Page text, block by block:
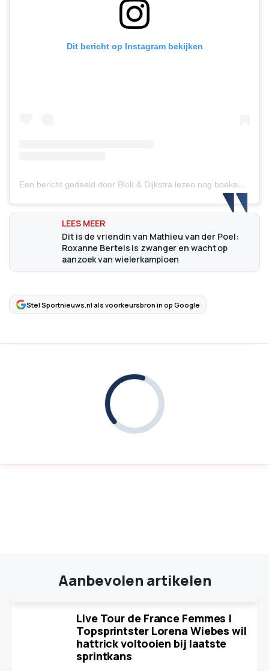
Dit bericht op Instagram bekijken
Een bericht gedeeld door Blok & Dijkstra lezen nog boeken (@blokendijkstralezennogboeken)
Dit is de vriendin van Mathieu van der Poel:
Roxanne Bertels is zwanger en wacht op
aanzoek van wielerkampioen
Stel Sportnieuws.nl als voorkeursbron in op Google
Aanbevolen artikelen
Live Tour de France Femmes |
Topsprintster Lorena Wiebes wil
hattrick voltooien bij laatste
sprintkans